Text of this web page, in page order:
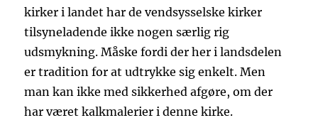
kirker i landet har de vendsysselske kirker
tilsyneladende ikke nogen særlig rig
udsmykning. Måske fordi der her i landsdelen
er tradition for at udtrykke sig enkelt. Men
man kan ikke med sikkerhed afgøre, om der
har været kalkmalerier i denne kirke.